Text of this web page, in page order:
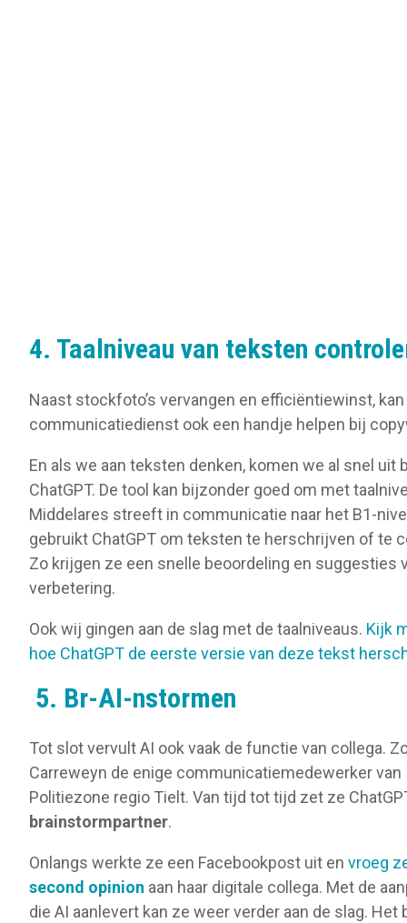
4. Taalniveau van teksten
Naast stockfoto’s vervangen en efficiëntiewinst, kan
communicatiedienst ook een handje helpen bij
En als we aan teksten denken, komen we al snel uit
ChatGPT. De tool kan bijzonder goed om met
Middelares streeft in communicatie naar het B1-
gebruikt ChatGPT om teksten te herschrijven of te
Zo krijgen ze een snelle beoordeling en suggesties
verbetering.
Ook wij gingen aan de slag met de taalniveaus. Kijk
hoe ChatGPT de eerste versie van deze tekst
5. Br-AI-nstormen
Tot slot vervult AI ook vaak de functie van collega.
Carreweyn de enige communicatiemedewerker van
Politiezone regio Tielt. Van tijd tot tijd zet ze
brainstormpartner.
Onlangs werkte ze een Facebookpost uit en vroeg
second opinion aan haar digitale collega. Met de
die AI aanlevert kan ze weer verder aan de slag. Het